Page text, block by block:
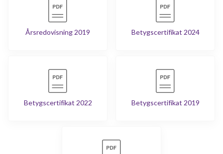
Årsredovisning 2019 Betygscertifikat 2024
Betygscertifikat 2022 Betygscertifikat 2019